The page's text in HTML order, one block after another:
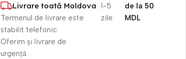
Livrare toată Moldova
Termenul de livrare este
stabilit telefonic.
Oferim și livrare de
urgență.
1-5
zile
de la 50
MDL